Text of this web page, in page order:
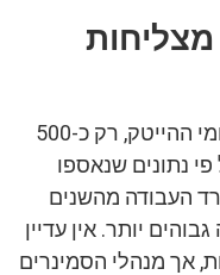
מצליחות
מתוך כ-1,000 בוגרות סמינר בתחומי ההייטק, רק כ-500
נתונים שנאספו
העבודה מהשנים
יותר. אין עדיין
אך מנהלי הסמינרים